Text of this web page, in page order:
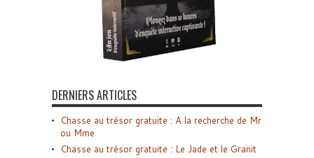
DERNIERS ARTICLES
Chasse au trésor gratuite : A la recherche de Mr
ou Mme
Chasse au trésor gratuite : Le Jade et le Granit